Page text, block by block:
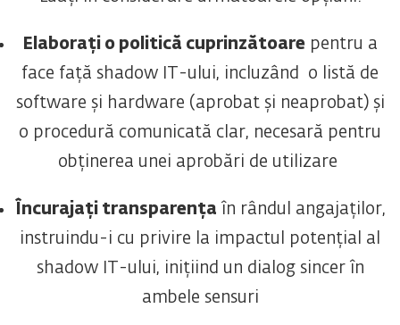
Elaborați o politică cuprinzătoare pentru a
face față shadow IT-ului, incluzând o listă de
software și hardware (aprobat și neaprobat) și
o procedură comunicată clar, necesară pentru
obținerea unei aprobări de utilizare
Încurajați transparența în rândul angajaților,
instruindu-i cu privire la impactul potențial al
shadow IT-ului, inițiind un dialog sincer în
ambele sensuri